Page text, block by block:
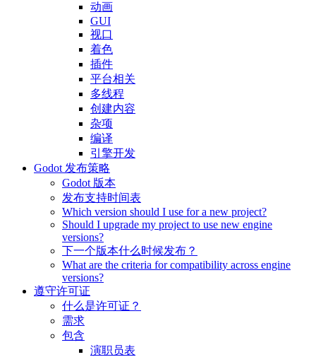
动画
GUI
视口
着色
插件
平台相关
多线程
创建内容
杂项
编译
引擎开发
Godot 发布策略
Godot 版本
发布支持时间表
Which version should I use for a new project?
Should I upgrade my project to use new engine
versions?
下一个版本什么时候发布？
What are the criteria for compatibility across engine
versions?
遵守许可证
什么是许可证？
需求
包含
演职员表